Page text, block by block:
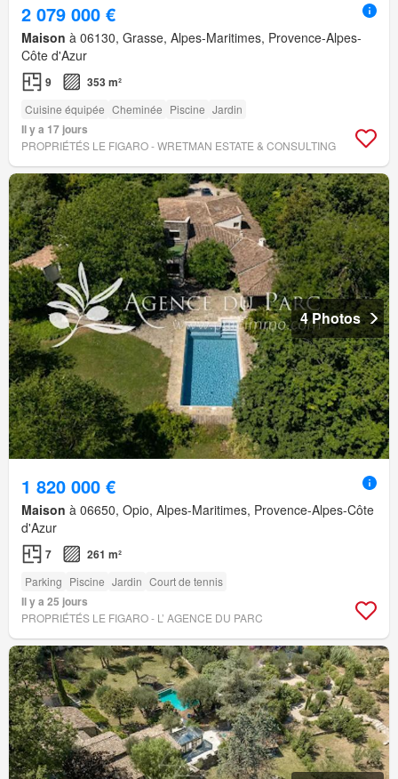
2 079 000 €
Maison à 06130, Grasse, Alpes-Maritimes, Provence-Alpes-
Côte d'Azur
9 353 m²
Cuisine équipée Cheminée Piscine Jardin
Il y a 17 jours
PROPRIÉTÉS LE FIGARO - WRETMAN ESTATE & CONSULTING
4 Photos
1 820 000 €
Maison à 06650, Opio, Alpes-Maritimes, Provence-Alpes-Côte
d'Azur
7 261 m²
Parking Piscine Jardin Court de tennis
Il y a 25 jours
PROPRIÉTÉS LE FIGARO - L’ AGENCE DU PARC